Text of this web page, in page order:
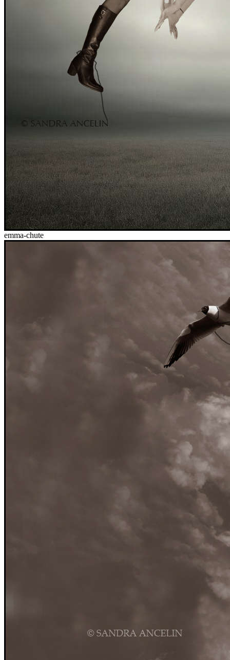
emma-chute